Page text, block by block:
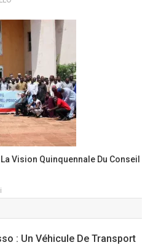
Vision Quinquennale Du Conseil
: Un Véhicule De Transport